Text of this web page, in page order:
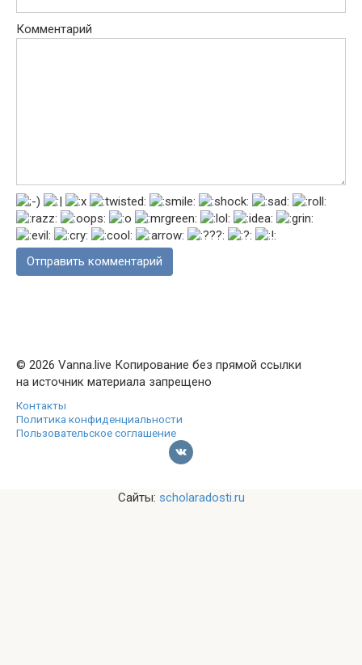
Комментарий
© 2026 Vanna.live Копирование без прямой ссылки
на источник материала запрещено
Контакты
Политика конфиденциальности
Пользовательское соглашение
Сайты: scholaradosti.ru